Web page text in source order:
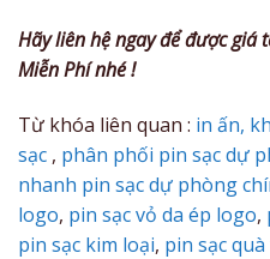
Hãy liên hệ ngay để được giá
Miễn Phí nhé !
Từ khóa liên quan : in ấn,
sạc , phân phối pin sạc dự
nhanh pin sạc dự phòng
logo, pin sạc vỏ da ép logo,
pin sạc kim loại, pin sạc